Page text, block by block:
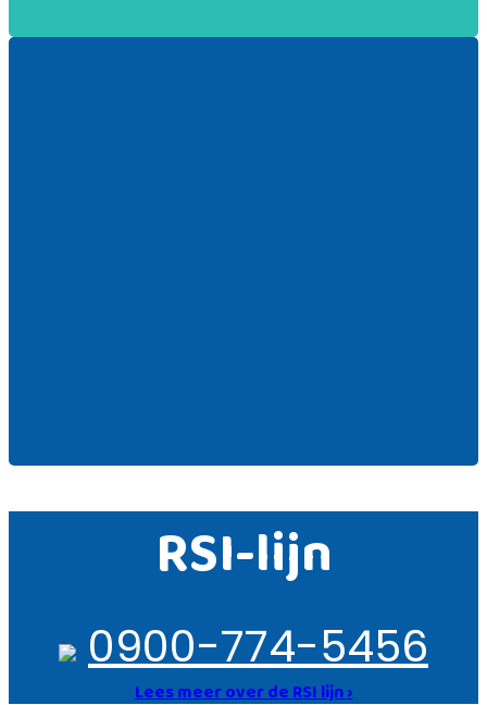
RSI-lijn
0900-774-5456
Lees meer over de RSI lijn ›